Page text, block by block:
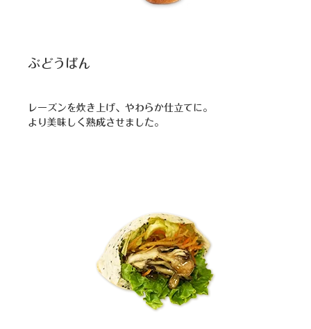
ぶどうぱん
レーズンを炊き上げ、やわらか仕立てに。
より美味しく熟成させました。